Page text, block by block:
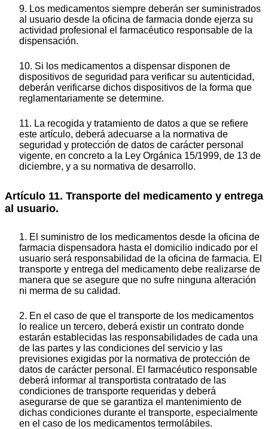
9. Los medicamentos siempre deberán ser suministrados
al usuario desde la oficina de farmacia donde ejerza su
actividad profesional el farmacéutico responsable de la
dispensación.
10. Si los medicamentos a dispensar disponen de
dispositivos de seguridad para verificar su autenticidad,
deberán verificarse dichos dispositivos de la forma que
reglamentariamente se determine.
11. La recogida y tratamiento de datos a que se refiere
este artículo, deberá adecuarse a la normativa de
seguridad y protección de datos de carácter personal
vigente, en concreto a la Ley Orgánica 15/1999, de 13 de
diciembre, y a su normativa de desarrollo.
Artículo 11. Transporte del medicamento y entrega
al usuario.
1. El suministro de los medicamentos desde la oficina de
farmacia dispensadora hasta el domicilio indicado por el
usuario será responsabilidad de la oficina de farmacia. El
transporte y entrega del medicamento debe realizarse de
manera que se asegure que no sufre ninguna alteración
ni merma de su calidad.
2. En el caso de que el transporte de los medicamentos
lo realice un tercero, deberá existir un contrato donde
estarán establecidas las responsabilidades de cada una
de las partes y las condiciones del servicio y las
previsiones exigidas por la normativa de protección de
datos de carácter personal. El farmacéutico responsable
deberá informar al transportista contratado de las
condiciones de transporte requeridas y deberá
asegurarse de que se garantiza el mantenimiento de
dichas condiciones durante el transporte, especialmente
en el caso de los medicamentos termolábiles.